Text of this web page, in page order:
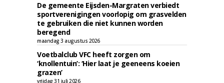
De gemeente Eijsden-Margraten verbiedt
sportverenigingen voorlopig om grasvelden
te gebruiken die niet kunnen worden
beregend
maandag 3 augustus 2026
Voetbalclub VFC heeft zorgen om
‘knollentuin’: ‘Hier laat je geeneens koeien
grazen’
vrijdag 31 juli 2026